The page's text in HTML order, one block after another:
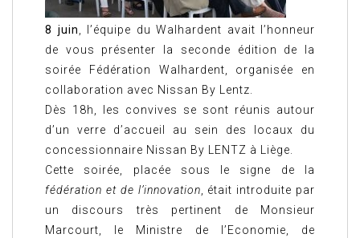
8 juin , l’équipe du Walhardent avait l’honneur
de vous présenter la seconde édition de la
soirée Fédération Walhardent, organisée en
collaboration avec Nissan By Lentz.
Dès 18h, les convives se sont réunis autour
d’un verre d’accueil au sein des locaux du
concessionnaire Nissan By LENTZ à Liège.
Cette soirée, placée sous le signe de la
fédération et de l’innovation , était introduite par
un discours très pertinent de Monsieur
Marcourt, le Ministre de l’Economie, de